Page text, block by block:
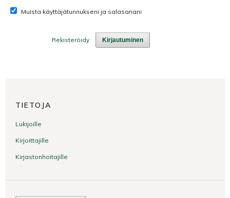
Muista käyttäjätunnukseni ja salasanani
Kirjautuminen
Rekisteröidy
TIETOJA
Lukijoille
Kirjoittajille
Kirjastonhoitajille